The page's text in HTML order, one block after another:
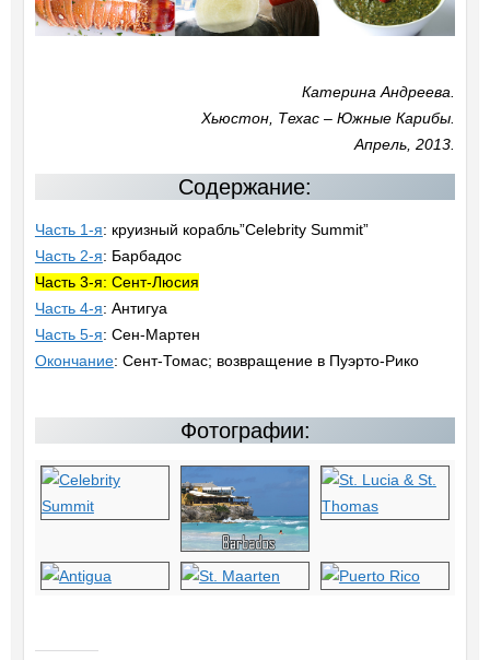
Катерина Андреева.
Хьюстон, Техас – Южные Карибы.
Апрель, 2013.
Содержание:
Часть 1-я: круизный корабль”Celebrity Summit”
Часть 2-я: Барбадос
Часть 3-я: Сент-Люсия
Часть 4-я: Антигуа
Часть 5-я: Сен-Мартен
Окончание: Сент-Томас; возвращение в Пуэрто-Рико
Фотографии: